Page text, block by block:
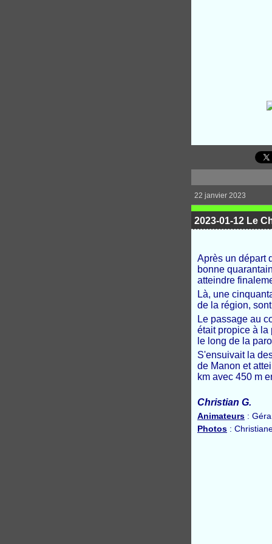
22 janvier 2023
2023-01-12 Le
Après un départ
bonne
atteindre
Là, une
de la région,
Le passage au
était propice à la
le long de la
S'ensuivait la
de Manon et
km avec 450 m
Christian G.
Animateurs :
Photos :